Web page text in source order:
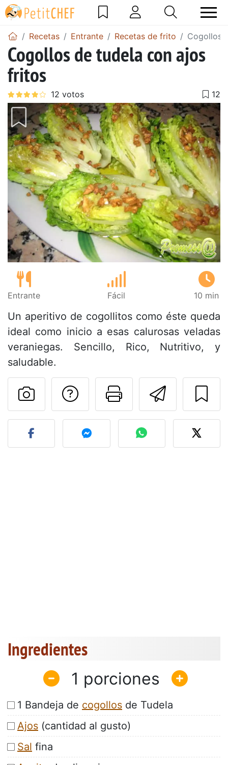
Recetas Entrante Recetas de frito Cogollos
Cogollos de tudela con ajos
fritos
Entrante Fácil 10 min
Un aperitivo de cogollitos como éste queda
ideal como inicio a esas calurosas veladas
veraniegas. Sencillo, Rico, Nutritivo, y
saludable.
Imprimir
Preguntar al autor
Publicar la foto de esta
Ingredientes
1
1 Bandeja de cogollos de Tudela
Ajos (cantidad al gusto)
Sal fina